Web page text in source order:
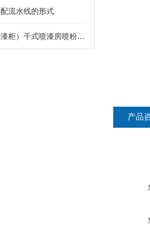
流水线的形式
水帘柜（喷漆柜）干式喷漆房喷粉台发往阜草
产品